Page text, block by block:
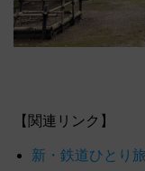
【関連リンク】
新・鉄道ひとり旅